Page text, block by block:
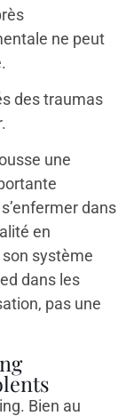
ne peut
des traumas
une
dans
en
système
dans les
pas une
Bien au